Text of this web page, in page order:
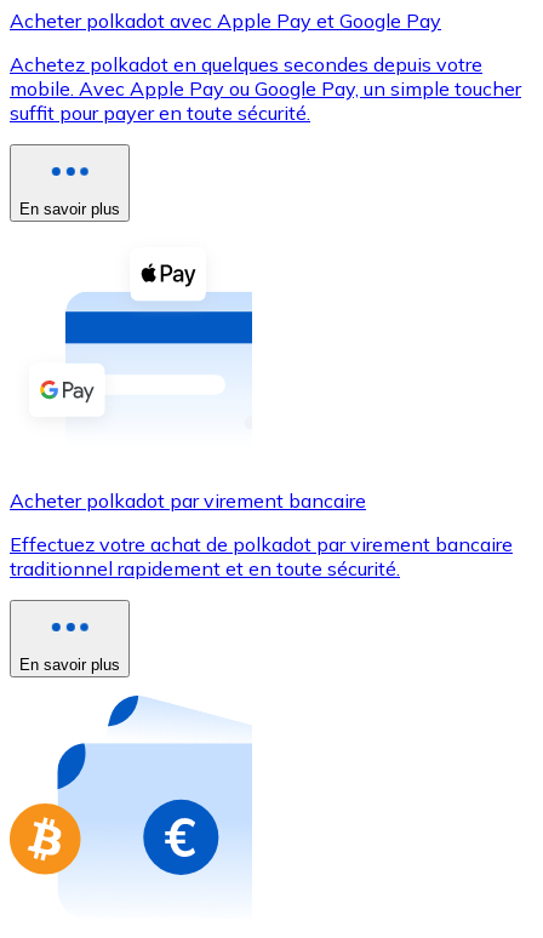
XRP
XRP
Voir toutes
Coupons crypto
Achetez des cryptomonnaies en espèces et d'autres
Acheter avec espèces
Virement SEPA
Utilisez les cartes Visa et Mastercard pour acheter
Acheter avec carte
Nouveau
Achetez des cartes-cadeaux de vos marques
Aller à la boutique de cartes-cadeaux
Acheter polkadot avec Apple Pay et Google Pay
Achetez polkadot en quelques secondes depuis votre
mobile. Avec Apple Pay ou Google Pay, un simple toucher
suffit pour payer en toute sécurité.
En savoir plus
Acheter polkadot par virement bancaire
Effectuez votre achat de polkadot par virement bancaire
traditionnel rapidement et en toute sécurité.
En savoir plus